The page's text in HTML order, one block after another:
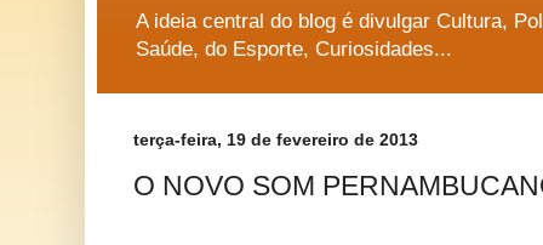
A ideia central do blog é divulgar Cultura,
Saúde, do Esporte, Curiosidades...
terça-feira, 19 de fevereiro de 2013
O NOVO SOM